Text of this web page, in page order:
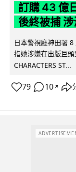
訂購 43 億
後終被捕
日本警視廳神田署
指她涉嫌在出版巨
CHARACTERS ST...
79 10 ↗